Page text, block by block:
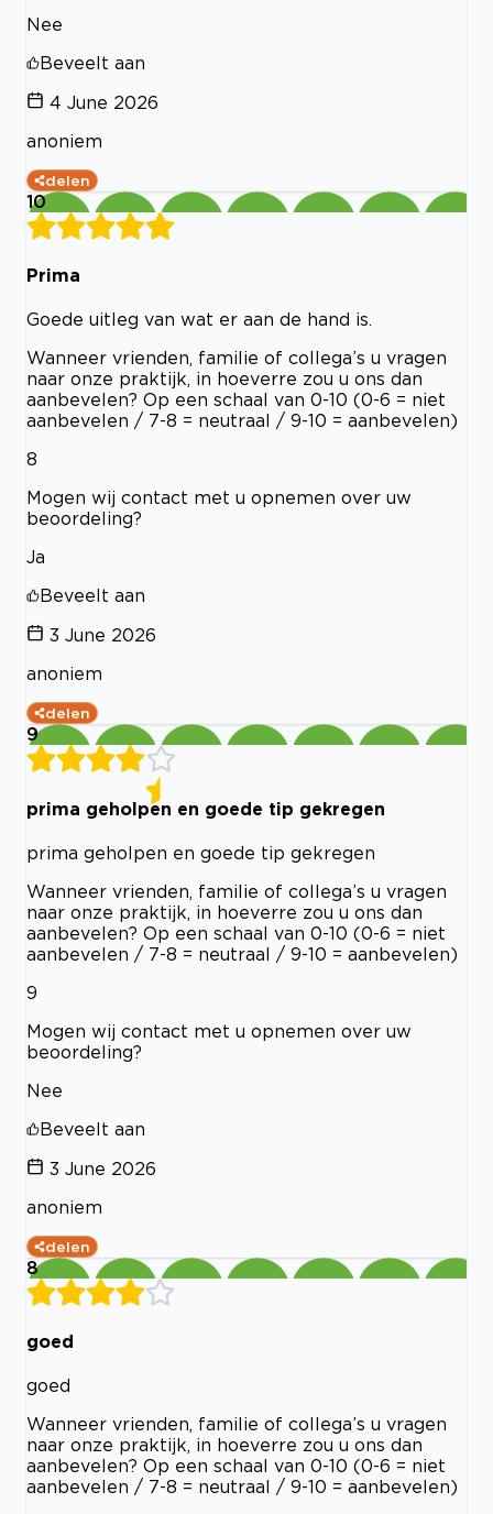
Nee
Beveelt aan
4 June 2026
anoniem
delen
10
Prima
Goede uitleg van wat er aan de hand is.
Wanneer vrienden, familie of collega’s u vragen
naar onze praktijk, in hoeverre zou u ons dan
aanbevelen? Op een schaal van 0-10 (0-6 = niet
aanbevelen / 7-8 = neutraal / 9-10 = aanbevelen)
8
Mogen wij contact met u opnemen over uw
beoordeling?
Ja
Beveelt aan
3 June 2026
anoniem
delen
9
prima geholpen en goede tip gekregen
prima geholpen en goede tip gekregen
Wanneer vrienden, familie of collega’s u vragen
naar onze praktijk, in hoeverre zou u ons dan
aanbevelen? Op een schaal van 0-10 (0-6 = niet
aanbevelen / 7-8 = neutraal / 9-10 = aanbevelen)
9
Mogen wij contact met u opnemen over uw
beoordeling?
Nee
Beveelt aan
3 June 2026
anoniem
delen
8
goed
goed
Wanneer vrienden, familie of collega’s u vragen
naar onze praktijk, in hoeverre zou u ons dan
aanbevelen? Op een schaal van 0-10 (0-6 = niet
aanbevelen / 7-8 = neutraal / 9-10 = aanbevelen)